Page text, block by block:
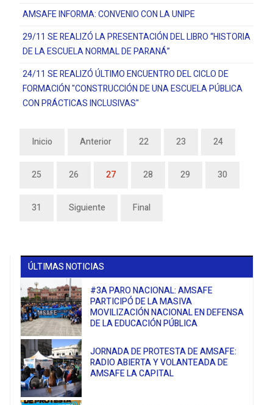
AMSAFE INFORMA: CONVENIO CON LA UNIPE
29/11 SE REALIZÓ LA PRESENTACIÓN DEL LIBRO “HISTORIA
DE LA ESCUELA NORMAL DE PARANÁ”
24/11 SE REALIZÓ ÚLTIMO ENCUENTRO DEL CICLO DE
FORMACIÓN "CONSTRUCCIÓN DE UNA ESCUELA PÚBLICA
CON PRÁCTICAS INCLUSIVAS"
Inicio Anterior 22 23 24
25 26 27 28 29 30
31 Siguiente Final
ÚLTIMAS NOTICIAS
#3A PARO NACIONAL: AMSAFE
PARTICIPÓ DE LA MASIVA
MOVILIZACIÓN NACIONAL EN DEFENSA
DE LA EDUCACIÓN PÚBLICA
JORNADA DE PROTESTA DE AMSAFE:
RADIO ABIERTA Y VOLANTEADA DE
AMSAFE LA CAPITAL